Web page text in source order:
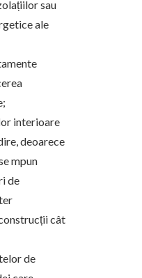
sau
ale
interioare
deoarece
mpun
de
cât
de